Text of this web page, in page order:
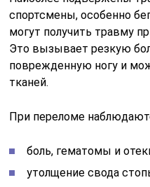
спортсмены, особенно
могут получить травму
Это вызывает резкую
поврежденную ногу и
тканей.
При переломе
боль, гематомы и
утолщение свода